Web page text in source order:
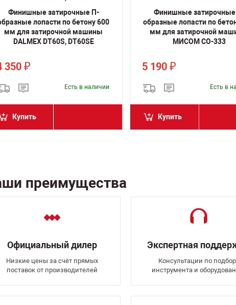
Финишные затирочные П-
лопасти по бетону 600
мм для затирочной машины
DALMEX DT60S, DT60SE
350 ₽
Есть в наличии
Купить
Финишные
образные лопасти по
мм для затирочной
МИСОМ СО-333
5 190 ₽
Есть в
Купить
преимущества
Официальный дилер
Низкие цены за счёт прямых
поставок от производителей
Экспертная
Консультации по
инструмента и